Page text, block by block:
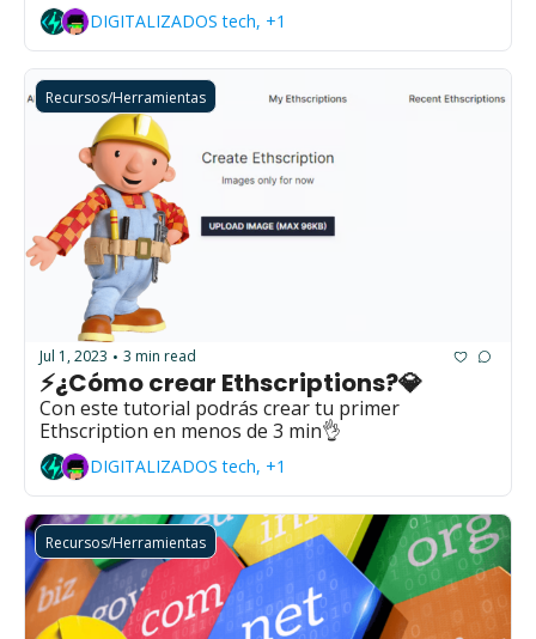
DIGITALIZADOS tech, +1
Recursos/Herramientas
Jul 1, 2023 • 3 min read
⚡¿Cómo crear Ethscriptions?💎
Con este tutorial podrás crear tu primer
Ethscription en menos de 3 min👌
DIGITALIZADOS tech, +1
Recursos/Herramientas